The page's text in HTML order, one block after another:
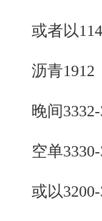
或者以
沥青1912
晚间3332-
空单3330-
或以3200-